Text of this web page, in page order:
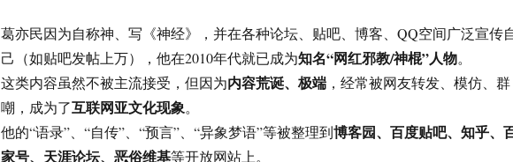
葛亦民因为自称神、写《神经》，并在各种论坛、贴吧、博客、QQ空间广泛宣传
己（如贴吧发帖上万），他在2010年代就已成为知名“网红邪教/神棍”人物。
这类内容虽然不被主流接受，但因为内容荒诞、极端，经常被网友转发、模仿、群
嘲，成为了互联网亚文化现象。
他的“语录”、“自传”、“预言”、“异象梦语”等被整理到博客园、百度贴吧、知乎、
家号、天涯论坛、恶俗维基等开放网站上。